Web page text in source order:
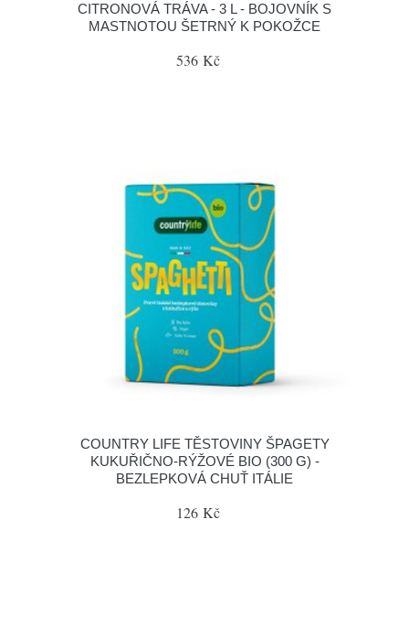
CITRONOVÁ TRÁVA - 3 L - BOJOVNÍK S
MASTNOTOU ŠETRNÝ K POKOŽCE
536 Kč
COUNTRY LIFE TĚSTOVINY ŠPAGETY
KUKUŘIČNO-RÝŽOVÉ BIO (300 G) -
BEZLEPKOVÁ CHUŤ ITÁLIE
126 Kč